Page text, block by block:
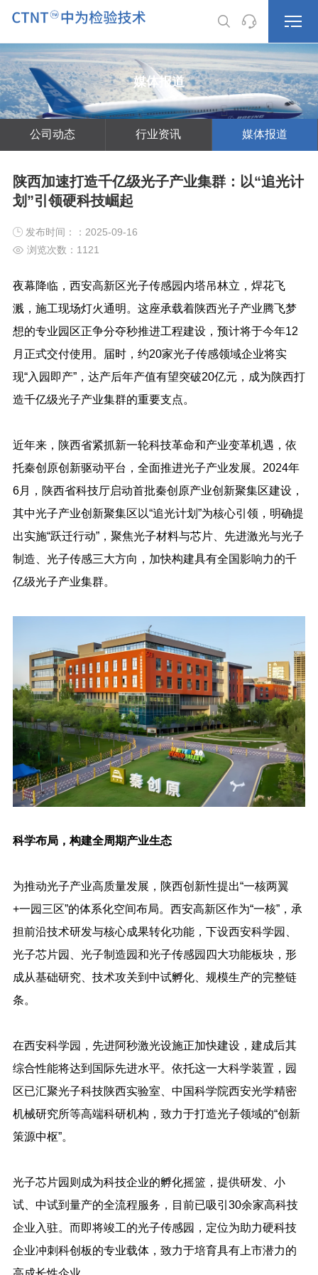
媒体报道
公司动态 行业资讯 媒体报道
陕西加速打造千亿级光子产业集群：以“追光计
划”引领硬科技崛起
发布时间：：2025-09-16
浏览次数： 1121
夜幕降临，西安高新区光子传感园内塔吊林立，焊花飞
溅，施工现场灯火通明。这座承载着陕西光子产业腾飞梦
想的专业园区正争分夺秒推进工程建设，预计将于今年12
月正式交付使用。届时，约20家光子传感领域企业将实
现“入园即产”，达产后年产值有望突破20亿元，成为陕西打
造千亿级光子产业集群的重要支点。
近年来，陕西省紧抓新一轮科技革命和产业变革机遇，依
托秦创原创新驱动平台，全面推进光子产业发展。2024年
6月，陕西省科技厅启动首批秦创原产业创新聚集区建设，
其中光子产业创新聚集区以“追光计划”为核心引领，明确提
出实施“跃迁行动”，聚焦光子材料与芯片、先进激光与光子
制造、光子传感三大方向，加快构建具有全国影响力的千
亿级光子产业集群。
科学布局，构建全周期产业生态
为推动光子产业高质量发展，陕西创新性提出“一核两翼
+一园三区”的体系化空间布局。西安高新区作为“一核”，承
担前沿技术研发与核心成果转化功能，下设西安科学园、
光子芯片园、光子制造园和光子传感园四大功能板块，形
成从基础研究、技术攻关到中试孵化、规模生产的完整链
条。
在西安科学园，先进阿秒激光设施正加快建设，建成后其
综合性能将达到国际先进水平。依托这一大科学装置，园
区已汇聚光子科技陕西实验室、中国科学院西安光学精密
机械研究所等高端科研机构，致力于打造光子领域的“创新
策源中枢”。
光子芯片园则成为科技企业的孵化摇篮，提供研发、小
试、中试到量产的全流程服务，目前已吸引30余家高科技
企业入驻。而即将竣工的光子传感园，定位为助力硬科技
企业冲刺科创板的专业载体，致力于培育具有上市潜力的